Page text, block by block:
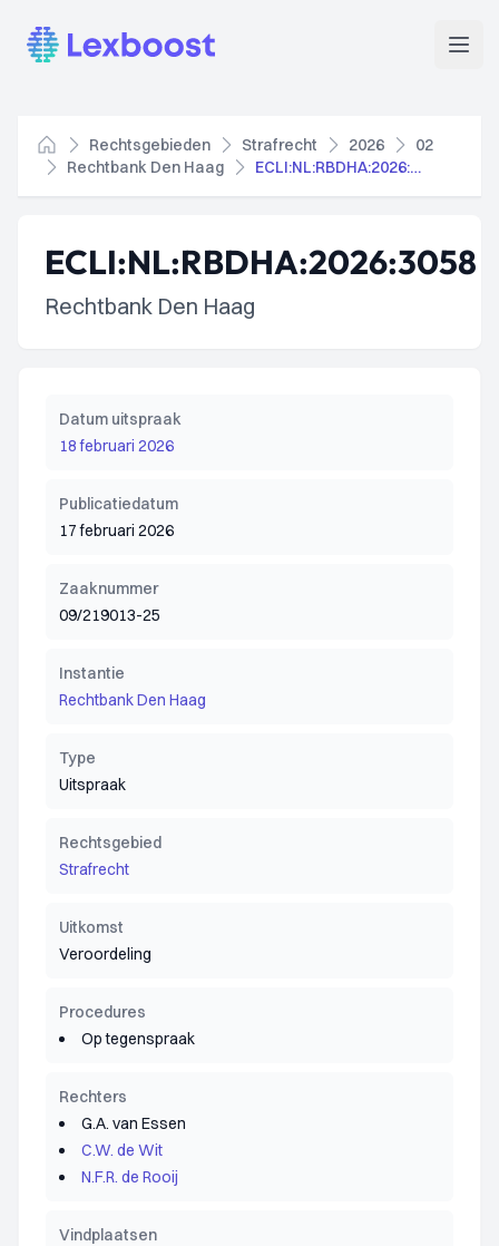
Lexboost
Home
Rechtsgebieden Strafrecht 2026
02
Rechtbank Den Haag
ECLI:NL:RBDHA:2026:3058
ECLI:NL:RBDHA:2026:3058
Rechtbank Den Haag
Datum uitspraak
18 februari 2026
Publicatiedatum
17 februari 2026
Zaaknummer
09/219013-25
Instantie
Rechtbank Den Haag
Type
Uitspraak
Rechtsgebied
Strafrecht
Uitkomst
Veroordeling
Procedures
Op tegenspraak
Rechters
G.A. van Essen
C.W. de Wit
N.F.R. de Rooij
Vindplaatsen